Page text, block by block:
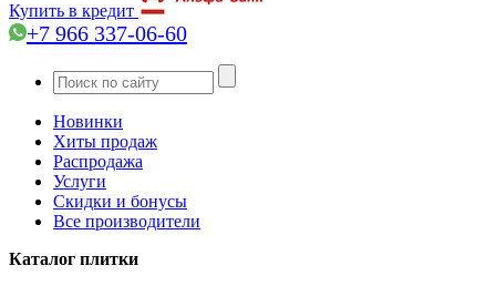
Купить в кредит
+7 966 337-06-60
Новинки
Хиты продаж
Распродажа
Услуги
Скидки и бонусы
Все производители
Каталог плитки